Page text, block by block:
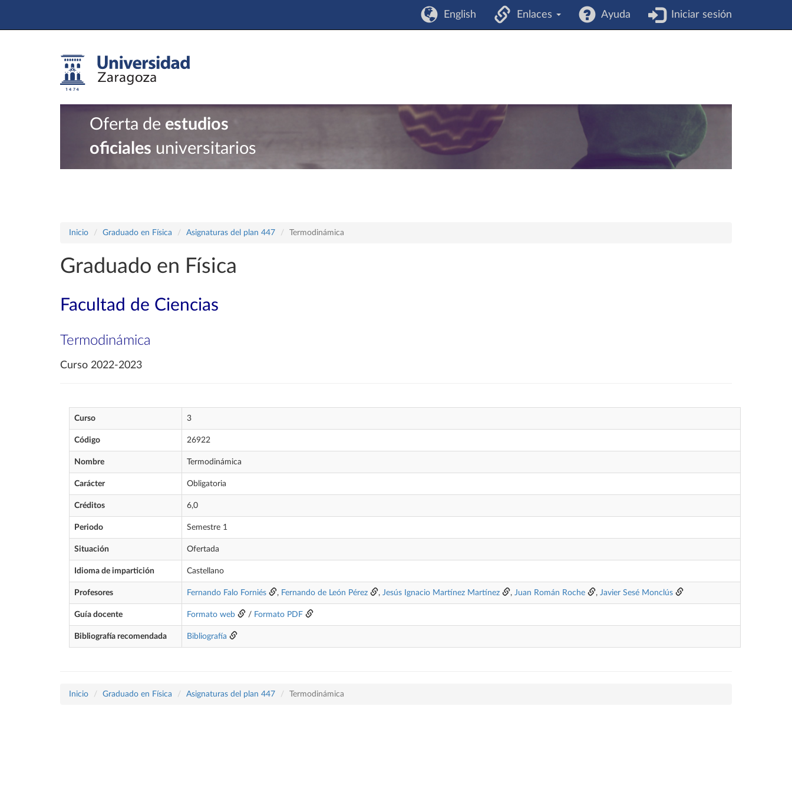
English Enlaces Ayuda Iniciar sesión
Oferta de estudios
oficiales universitarios
Inicio Graduado en Física Asignaturas del plan 447 Termodinámica
Graduado en Física
Facultad de Ciencias
Termodinámica
Curso 2022-2023
Curso 3
Código 26922
Nombre Termodinámica
Carácter Obligatoria
Créditos 6,0
Periodo Semestre 1
Situación Ofertada
Idioma de impartición Castellano
Profesores Fernando Falo Forniés , Fernando de León Pérez , Jesús Ignacio Martínez Martínez , Juan Román Roche , Javier Sesé Monclús
Guía docente Formato web / Formato PDF
Bibliografía recomendada Bibliografía
Inicio Graduado en Física Asignaturas del plan 447 Termodinámica